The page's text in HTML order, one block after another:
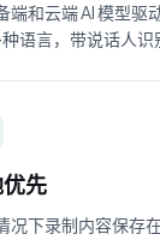
端和云端 AI 模型驱
语言，带说话人识
先
况下录制内容保存